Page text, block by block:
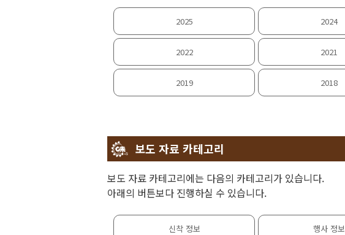
2025 2024
2022 2021
2019 2018
보도 자료 카테고리
보도 자료 카테고리에는 다음의 카테고리가 있습니다.
아래의 버튼보다 진행하실 수 있습니다.
신착 정보 행사 정보